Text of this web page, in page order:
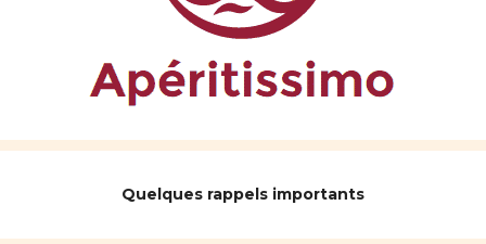
Quelques rappels importants